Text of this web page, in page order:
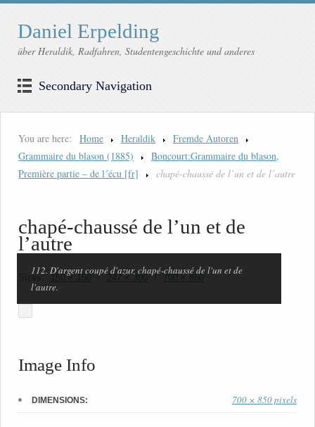
Daniel Erpelding
über Heraldik, Radfahren, Studentengeschichte und anderes
Secondary Navigation
You are here: Home Heraldik
Fremde Autoren
Grammaire du blason (1885)
Boncourt:Grammaire du blason,
Première partie – de l´écu [fr]
chapé-chaussé de l’un et de l’autre
chapé-chaussé de l’un et de
l’autre
150 × 150 / 247 × 300 700 × 850
112. D'argent coupé d'azur, chapé-chaussé de l'un et de
l'autre.
Image Info
DIMENSIONS: 700 × 850 pixels